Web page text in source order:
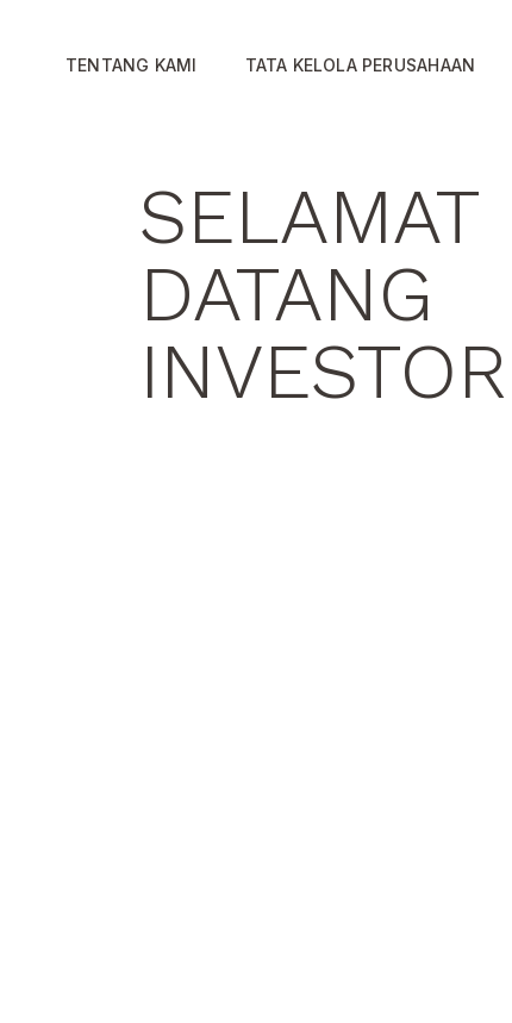
TENTANG KAMI TATA KELOLA PERUSAHAAN
SELAMAT
DATANG
DI AMMAN
INFORMASI
KEUANGAN
AMMAN
SELAMAT
DATANG
INVESTOR